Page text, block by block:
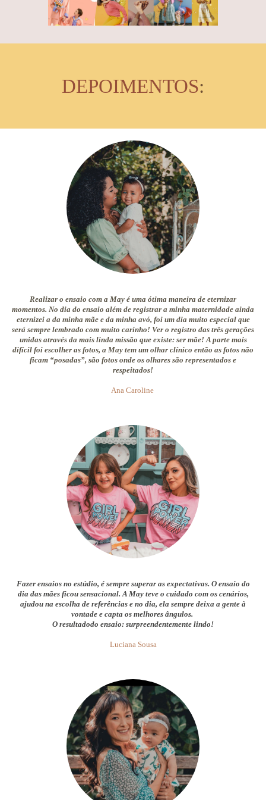
DEPOIMENTOS:
Realizar o ensaio com a May é uma ótima maneira de eternizar
momentos. No dia do ensaio além de registrar a minha maternidade ainda
eternizei a da minha mãe e da minha avó, foi um dia muito especial que
será sempre lembrado com muito carinho! Ver o registro das três gerações
unidas através da mais linda missão que existe: ser mãe! A parte mais
difícil foi escolher as fotos, a May tem um olhar clínico então as fotos não
ficam “posadas”, são fotos onde os olhares são representados e
respeitados!
Ana Caroline
Fazer ensaios no estúdio, é sempre superar as expectativas. O ensaio do
dia das mães ficou sensacional. A May teve o cuidado com os cenários,
ajudou na escolha de referências e no dia, ela sempre deixa a gente à
vontade e capta os melhores ângulos.
O resultadodo ensaio: surpreendentemente lindo!
Luciana Sousa